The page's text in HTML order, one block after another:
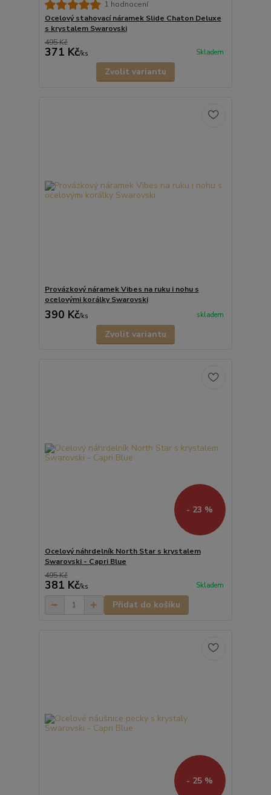
1 hodnocení
Ocelový stahovací náramek Slide Chaton Deluxe
s krystalem Swarovski
495 Kč
371 Kč/ks Skladem
Zvolit variantu
Provázkový náramek Vibes na ruku i nohu s
ocelovými korálky Swarovski
390 Kč/ks skladem
Zvolit variantu
- 23 %
Ocelový náhrdelník North Star s krystalem
Swarovski - Capri Blue
495 Kč
381 Kč/ks Skladem
Přidat do košíku
- 25 %